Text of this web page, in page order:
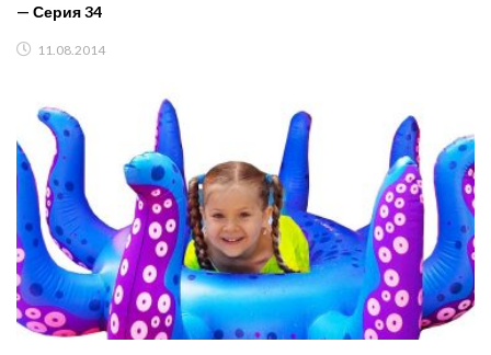
— Серия 34
11.08.2014